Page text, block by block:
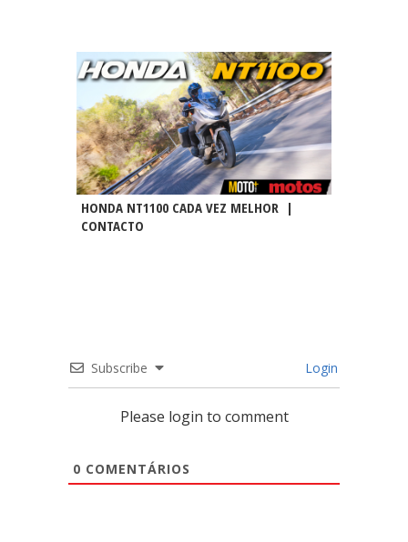
HONDA NT1100 CADA VEZ MELHOR |
CONTACTO
Subscribe Login
Please login to comment
0 COMENTÁRIOS